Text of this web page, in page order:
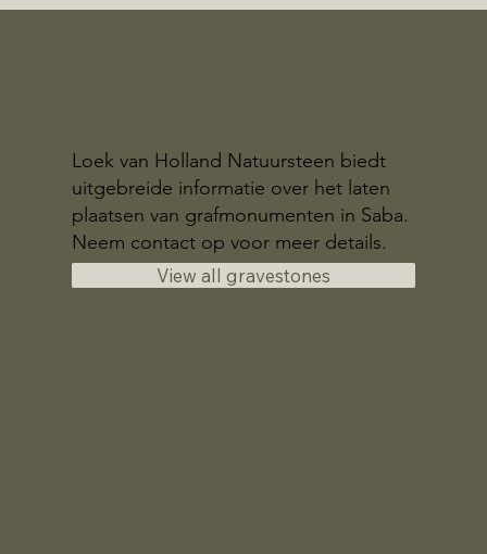
Loek van Holland Natuursteen biedt
uitgebreide informatie over het laten
plaatsen van grafmonumenten in Saba.
Neem contact op voor meer details.
View all gravestones